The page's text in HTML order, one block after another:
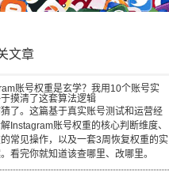
文章
账号权重是玄学？我用10个账号实
摸清了这套算法逻辑
了。这篇基于真实账号测试和运营经
Instagram账号权重的核心判断维度、
常见操作，以及一套3周恢复权重的实
看完你就知道该查哪里、改哪里。